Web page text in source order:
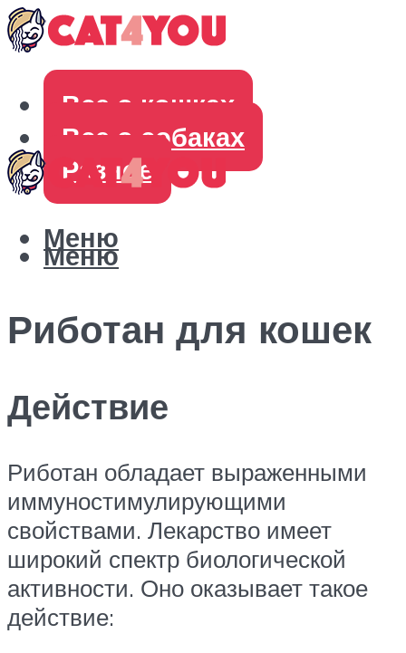
Все о кошках
Все о собаках
Разное
Меню
Меню
Риботан для кошек
Действие
Риботан обладает выраженными
иммуностимулирующими
свойствами. Лекарство имеет
широкий спектр биологической
активности. Оно оказывает такое
действие: